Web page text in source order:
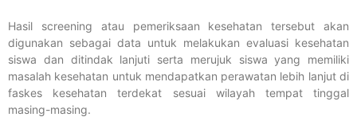
Hasil screening atau pemeriksaan kesehatan tersebut akan
digunakan sebagai data untuk melakukan evaluasi kesehatan
siswa dan ditindak lanjuti serta merujuk siswa yang memiliki
masalah kesehatan untuk mendapatkan perawatan lebih lanjut di
faskes kesehatan terdekat sesuai wilayah tempat tinggal
masing-masing.